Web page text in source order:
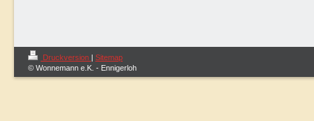
Druckversion
Sitemap
© Wonnemann e.K. - Ennigerloh